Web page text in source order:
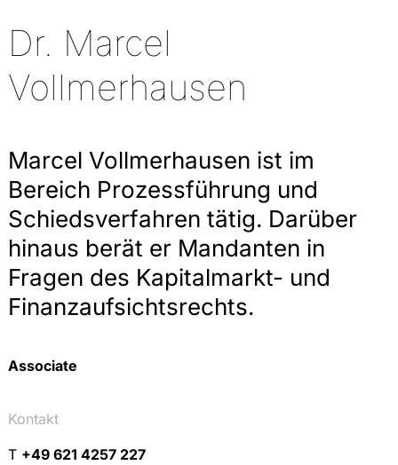
Dr. Marcel
Vollmerhausen
Marcel Vollmerhausen ist im
Bereich Prozessführung und
Schiedsverfahren tätig. Darüber
hinaus berät er Mandanten in
Fragen des Kapitalmarkt- und
Finanzaufsichtsrechts.
Associate
Kontakt
T +49 621 4257 227